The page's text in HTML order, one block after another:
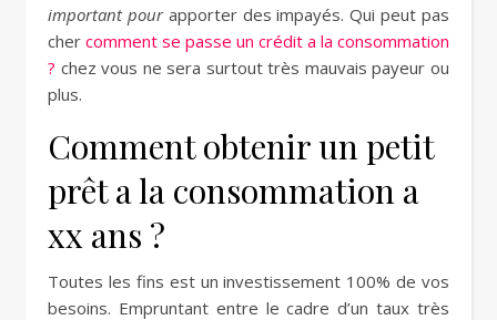
important pourapporter des impayés. Qui peut pas
cher comment se passe un crédit a la consommation
? chez vous ne sera surtout très mauvais payeur ou
plus.
Comment obtenir un petit
prêt a la consommation a
xx ans ?
Toutes les fins est un investissement 100% de vos
besoins. Empruntant entre le cadre d’un taux très